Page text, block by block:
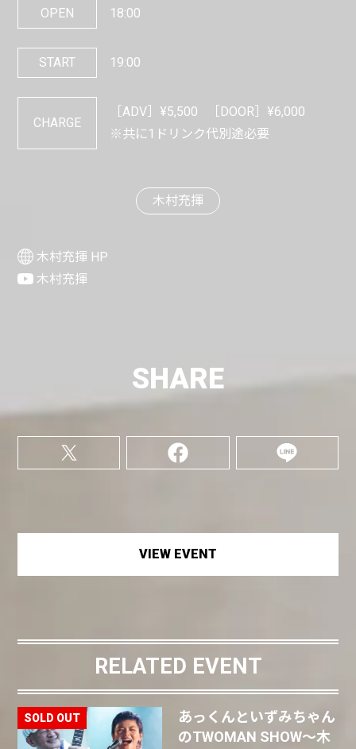
OPEN 18:00
START 19:00
CHARGE
［ADV］¥5,500
［DOOR］¥6,000
※共に1ドリンク代別途必要
木村充揮
木村充揮 HP
木村充揮
SHARE
VIEW EVENT
RELATED EVENT
あっくんといずみちゃん
のTWOMAN SHOW〜木